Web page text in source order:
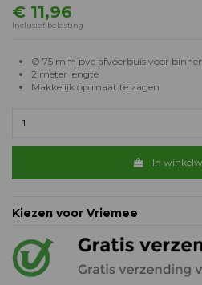
€ 11,96
Inclusief belasting
Ø 75 mm pvc afvoerbuis voor
2 meter lengte
Makkelijk op maat te zagen
In
Kiezen voor Vriemee